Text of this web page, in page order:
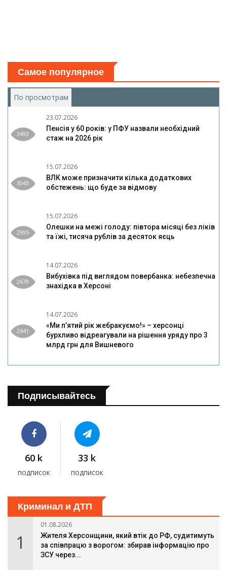
Самое популярное
По просмотрам
3493
23.07.2026
Пенсія у 60 років: у ПФУ назвали необхідний
стаж на 2026 рік
3043
15.07.2026
ВЛК може призначити кілька додаткових
обстежень: що буде за відмову
2995
15.07.2026
Олешки на межі голоду: півтора місяці без ліків
та їжі, тисяча рублів за десяток яєць
2679
14.07.2026
Вибухівка під виглядом повербанка: небезпечна
знахідка в Херсоні
2641
14.07.2026
«Ми п’ятий рік жебракуємо!» – херсонці
бурхливо відреагували на рішення уряду про 3
млрд грн для Вишневого
Подписывайтесь
60 k
подписок
33 k
подписок
Криминал и ДТП
1
01.08.2026
Жителя Херсонщини, який втік до РФ, судитимуть
за співпрацю з ворогом: збирав інформацію про
ЗСУ через...